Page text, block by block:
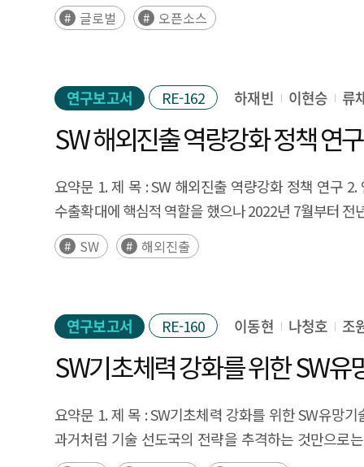
11.6%), 기상/재난안전(기상 예측 등, 10.4%) 순으
진행되었다. 언어지능의 경우 초반 규칙 기반의 TTS,
2022년 전체 용역 중 45%로 가장 높은 비중을 차지
기술에 주로 적용됐었으나 2016년 이후 다른 기술
(36.8%), 지자체(23.5%), 준정부기관(19.4%), 기타
순으로 많다. 국가기관과 기타공공기관은 타 기관에
사례가 많다. 국가기관은 일반행정 분야가 433건으
것으로 나타났다. 지자체 역시 일반행정 분야가 가장
사례가 2배 정도 많다. 특히 기타공공기관과 공기업
준정부기관과 기타공공기관은 민원 서비스 비중이 안
서류 발급은 행정망을 사용하고 대면 민원처리가 많
기관 특성에 따른 세부 용도 비중의 차이는 크지 않다
시각지능 순으로 도입하였다. 특히 전문가 시스템
시스템은 지자체와 준정부기관에서 많이 추진된 것
AI 확산을 도모하는 정책 방안 및 제언을 제시한다.
6월)를 수집하고, LDA 토픽모델링을 통해 AI 분야의
살펴본다. 여기서 AI 기술은 국가 R&D 과제 정보를
기업의 인식·수요 조사결과를 비교 분석하였다. 포트
분석을 통하여 AI 기술 관련 국가 R&D 과제 정보에
이미지 분석 및 처리 기술’ 토픽 관련 과제의 규모가
‘머신러닝 기반 데이터 보안 및 보호 기술’이 2018년
기술로는 ‘딥러닝 모델 알고리즘 및 성능 최적화’, ‘딥
활용도와 3년 이후의 예상 활용도 응답 결과를 비교
기술’과 ‘인공지능 신뢰성 기술’이다. 기술별 수용(도
‘객체 감지 및 추적을 위한 비전 딥러닝 기술’ 순으로
살펴본 국가 AI R&D 현황과 AI 기술에 대한 국내 기
새로운 변화를 일으키고 있다. 기존 오픈소스 연
해석하였지만, 최근 확산되는 오픈소스 전문기업에
글로벌 오픈소스 동향과 오픈소스 사업화와 관련된
그리고 유럽, 영국, 미국의 최신 오픈소스 경제적 효
글로벌 오픈소스 전문기업 현황 분석은 크런치베
오픈소스 전문기업 현황, 오픈소스 전문기업의 설
제시한다. 분석 결과 매년 오픈소스 전문기업이 지
오픈소스 전문기업의 가치가 상승하고 있음을 알 수
제품·서비스 수, 외부 투자액, 종사자 수와 기업 일
또한 일반 사업화 요인 중에서는 기술 요인인 특허 수(
현황에 의하면 오픈소스 생태계에 참여하는 개발자
하고 있었다. 이렇게 기업들이 오픈소스 생태계에
이상에서 오픈소스가 활용되고 있으며, 개발자가 선
글로벌 오픈소스
연구보고서 RE-162 하재빈 이현승 류
SW 해외진출 역량강화 정책 연구
요약문 1. 제 목 : SW 해외진출 역량강화 정책 연구
수출확대에 핵심적 역할을 했으나 2022년 7월부터 전
감소되면서 2022년부터 수출실적이 하락세로 전환
보이고 있는데, 이러한 추세는 2026년경까지도 계
디지털전략, SW진흥전략과 디지털 해외진출 전략안
3. 연구의 구성 및 범위 제1장에서는 SW 해외진출
서비스형SW시장과 산업별 SW수요를 살펴본다. 또
해외진출 트렌드를 정확하게 파악하기 위해 글로벌
차지하는 상위 10개국(미국, 영국, 독일, 일본, 중국,
SW시장 규모, 산업별 SW수요, 주요 SW기업 등을
SW 해외진출
연구보고서 RE-160 이동현 나청호 조
SW기초체력 강화를 위한 SW유
요약문 1. 제 목 : SW기초체력 강화를 위한 SW유망
과거처럼 기술 선도국의 전략을 추격하는 것만으로